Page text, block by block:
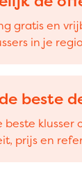
gratis en
in je
beste
beste klusser
prijs en